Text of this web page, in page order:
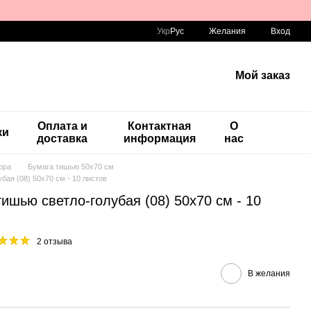
Укр Рус Желания Вход
Мой заказ
Оплата и
доставка
Контактная
информация
О
нас
Бумага тишью 50х70 см
(08) 50х70 см - 10 листов
светло-голубая (08) 50х70 см - 10
2 отзыва
В желания